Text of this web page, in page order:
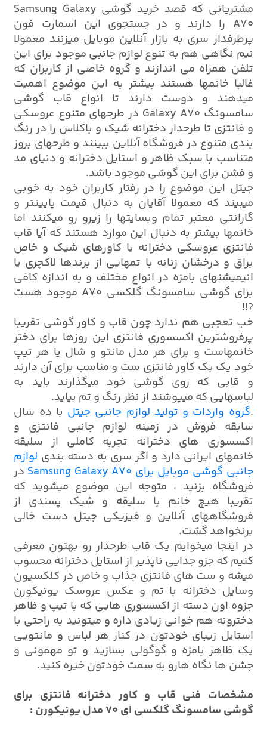
مشتریانی که قصد خرید گوشی Samsung Galaxy
A70 را دارند و در جستجوی این اسمارت فون
پرطرفدار سری به بازار آنلاین موبایل میزنند معمولا
نیم نگاهی هم به تنوع لوازم جانبی موجود برای این
تلفن همراه می اندازند و گروه خاصی از کاربران که
غالبا خانمها هستند بیشتر به این موضوع اهمیت
میدهند و دوست دارند تا انواع قاب گوشی
سامسونگ Galaxy A70 در طرحهای متنوع عروسکی
و فانتزی تا طرحدار دخترانه شیک و باکلاس را در رنگ
بندی متنوع در فروشگاه آنلاین ببینند و طرحهای بروز
متناسب با سبک ظاهر و استایل دخترانه و دنیای مد
و فشن برای این گوشی موجود باشد.
جیتل این موضوع را در رفتار کاربران خود به خوبی
میبیند که معمولا آقایان به دنبال قیمت پایینتر و
گارانتی معتبر تمام وبسایتها را زیرو رو میکنند اما
خانمها بیشتر به دنبال این موارد هستند که آیا قاب
فانتزی عروسکی دخترانه یا کاورهای شیک و خاص
براق و درخشان زنانه با تمهایی از برندها لاکچری یا
انیمیشنهای بامزه در انواع مختلف و به اندازه کافی
برای گوشی سامسونگ گلکسی A70 موجود هست
?!!
خب تعجبی هم ندارد چون قاب و کاور گوشی تقریبا
پرفروشترین اکسسوری فانتزی این روزها برای دختر
خانمهاست و برای هر مدل مانتو و شال یا هر تیپ
خود یک بک کاور فانتزی ست و مناسب برای آن دارند
و قابی که روی گوشی خود میگذارند باید به
لباسهایی که میپوشند از نظر رنگ و تم بیاید.
.گروه واردات و تولید لوازم جانبی جیتل با ده سال
سابقه فروش در زمینه لوازم جانبی فانتزی و
اکسسوری های دخترانه تجربه کاملی از سلیقه
خانمهای ایرانی دارد و اگر سری به دسته بندی لوازم
جانبی گوشی موبایل برای Samsung Galaxy A70
در
فروشگاه بزنید ، متوجه این موضوع میشوید که
تقریبا هیچ خانم با سلیقه و شیک پسندی از
فروشگاههای آنلاین و فیزیکی جیتل دست خالی
برنخواهد گشت.
در اینجا میخوایم یک قاب طرحدار رو بهتون معرفی
کنیم که جزو جدایی ناپذیر از استایل دخترانه محسوب
میشه و ست های فانتزی جذاب و خاص در کلکسیون
وسایل دخترانه با تم و عکس عروسک یونیکورن
جزوه اون دسته از اکسسوری هایی که با تیپ و ظاهر
دخترونه هم خوانی زیادی داره و میتونید به راحتی با
استایل زیبای خودتون در کنار هر لباس و مانتویی
یک ظاهر بامزه و گوگولی بسازید و تو مهمونی و
جشن ها نگاه هارو به سمت خودتون خیره کنید.
مشخصات فنی قاب و کاور دخترانه فانتزی برای
گوشی سامسونگ گلکسی ای 70 مدل یونیکورن :